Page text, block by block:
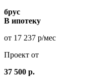
брус
В ипотеку
от 17 237 р/мес
Проект от
37 500 р.